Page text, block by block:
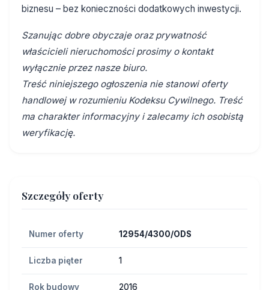
biznesu – bez konieczności dodatkowych inwestycji.
Szanując dobre obyczaje oraz prywatność
właścicieli nieruchomości prosimy o kontakt
wyłącznie przez nasze biuro.
Treść niniejszego ogłoszenia nie stanowi oferty
handlowej w rozumieniu Kodeksu Cywilnego. Treść
ma charakter informacyjny i zalecamy ich osobistą
weryfikację.
Szczegóły oferty
Numer oferty 12954/4300/ODS
Liczba pięter 1
Rok budowy 2016